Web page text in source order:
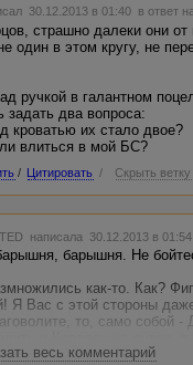
30.12.2013 в 01:40 в ответ
страшно далеки они
один в этом кругу, не
ручкой в галантном
задать два вопроса:
кроватью их стало двое?
влиться в мой БС?
/ Цитировать / Скрыть ветку
написала 30.12.2013 в
барышня. Не
как-то. Как?
Я Вас с этой стороны
то, само собой
попробую. Если
весь комментарий